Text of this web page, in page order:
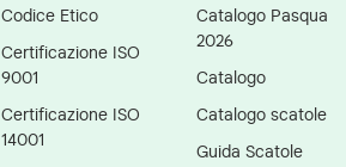
Codice Etico
Certificazione ISO
9001
Certificazione ISO
14001
Catalogo Pasqua
2026
Catalogo
Catalogo scatole
Guida Scatole